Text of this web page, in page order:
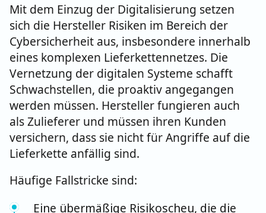
Mit dem Einzug der Digitalisierung setzen
sich die Hersteller Risiken im Bereich der
Cybersicherheit aus, insbesondere innerhalb
eines komplexen Lieferkettennetzes. Die
Vernetzung der digitalen Systeme schafft
Schwachstellen, die proaktiv angegangen
werden müssen. Hersteller fungieren auch
als Zulieferer und müssen ihren Kunden
versichern, dass sie nicht für Angriffe auf die
Lieferkette anfällig sind.
Häufige Fallstricke sind:
Eine übermäßige Risikoscheu, die die